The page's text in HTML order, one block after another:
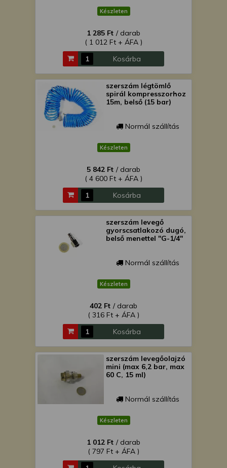
Készleten
1 285 Ft / darab
( 1 012 Ft + ÁFA )
Kosárba
szerszám légtömlő
spirál kompresszorhoz
15m, belső (15 bar)
Normál szállítás
Készleten
5 842 Ft / darab
( 4 600 Ft + ÁFA )
Kosárba
szerszám levegő
gyorscsatlakozó dugó,
belső menettel "G-1/4"
Normál szállítás
Készleten
402 Ft / darab
( 316 Ft + ÁFA )
Kosárba
szerszám levegőolajzó
mini (max 6,2 bar, max
60 C, 15 ml)
Normál szállítás
Készleten
1 012 Ft / darab
( 797 Ft + ÁFA )